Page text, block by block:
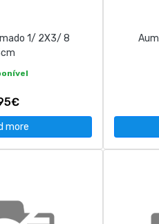
1/ 2X3/ 8
more